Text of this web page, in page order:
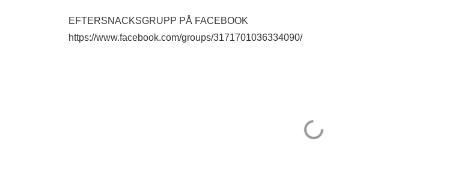
EFTERSNACKSGRUPP PÅ FACEBOOK
https://www.facebook.com/groups/3171701036334090/